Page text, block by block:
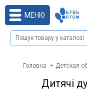
МЕНЮ
Головна Детская
Дитячі